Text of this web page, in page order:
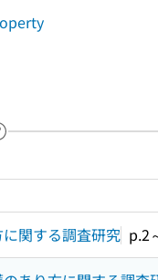
ルプページへのリンク
ドで目次内を検索
関する調査研究 p.2